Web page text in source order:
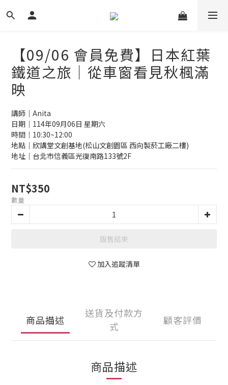
【09/06 會員免費】日本紅葉
鐵道之旅｜從車窗看見秋楓滿
映
講師｜Anita
日期｜114年09月06日 星期六
時間｜10:30~12:00
地點｜欣講堂文創基地(松山文創園區 西向製菸工廠二樓)
地址｜台北市信義區光復南路133號2F
NT$350
數量
販售結束
加入追蹤清單
商品描述
送貨及付款方
式
顧客評價
商品描述